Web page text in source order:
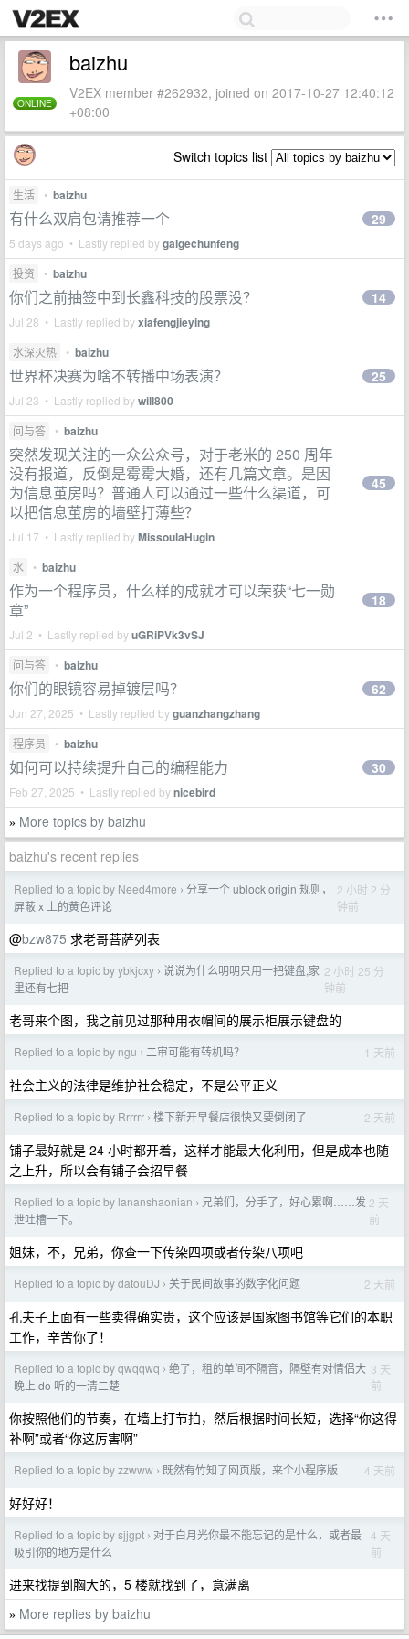
ONLINE
baizhu
V2EX member #262932, joined on 2017-10-27 12:40:12
+08:00
Switch topics list
生活 • baizhu
有什么双肩包请推荐一个
5 days ago • Lastly replied bygaigechunfeng
29
投资 • baizhu
你们之前抽签中到长鑫科技的股票没？
Jul 28 • Lastly replied byxiafengjieying
14
水深火热 • baizhu
世界杯决赛为啥不转播中场表演？
Jul 23 • Lastly replied bywill800
25
问与答 • baizhu
突然发现关注的一众公众号，对于老米的 250 周年
没有报道，反倒是霉霉大婚，还有几篇文章。是因
为信息茧房吗？普通人可以通过一些什么渠道，可
以把信息茧房的墙壁打薄些？
Jul 17 • Lastly replied byMissoulaHugin
45
水 • baizhu
作为一个程序员，什么样的成就才可以荣获“七一勋
章”
Jul 2 • Lastly replied byuGRiPVk3vSJ
18
问与答 • baizhu
你们的眼镜容易掉镀层吗？
Jun 27, 2025 • Lastly replied byguanzhangzhang
62
程序员 • baizhu
如何可以持续提升自己的编程能力
Feb 27, 2025 • Lastly replied bynicebird
30
» More topics by baizhu
baizhu's recent replies
Replied to a topic by Need4more › 分享一个 ublock origin 规则，
屏蔽 x 上的黄色评论
2 小时 2 分
钟前
@bzw875 求老哥菩萨列表
Replied to a topic by ybkjcxy › 说说为什么明明只用一把键盘,家
里还有七把
2 小时 25 分
钟前
老哥来个图，我之前见过那种用衣帽间的展示柜展示键盘的
Replied to a topic by ngu › 二审可能有转机吗？ 1 天前
社会主义的法律是维护社会稳定，不是公平正义
Replied to a topic by Rrrrrr › 楼下新开早餐店很快又要倒闭了 2 天前
铺子最好就是 24 小时都开着，这样才能最大化利用，但是成本也随
之上升，所以会有铺子会招早餐
Replied to a topic by lananshaonian › 兄弟们，分手了，好心累啊……发
泄吐槽一下。
2 天
前
姐妹，不，兄弟，你查一下传染四项或者传染八项吧
Replied to a topic by datouDJ › 关于民间故事的数字化问题 2 天前
孔夫子上面有一些卖得确实贵，这个应该是国家图书馆等它们的本职
工作，辛苦你了！
Replied to a topic by qwqqwq › 绝了，租的单间不隔音，隔壁有对情侣大
晚上 do 听的一清二楚
3 天
前
你按照他们的节奏，在墙上打节拍，然后根据时间长短，选择“你这得
补啊”或者“你这厉害啊”
Replied to a topic by zzwww › 既然有竹知了网页版，来个小程序版 4 天前
好好好！
Replied to a topic by sjjgpt › 对于白月光你最不能忘记的是什么，或者最
吸引你的地方是什么
4 天
前
进来找提到胸大的，5 楼就找到了，意满离
» More replies by baizhu